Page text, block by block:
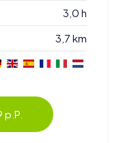
3,0 h
3,7 km
p.P.